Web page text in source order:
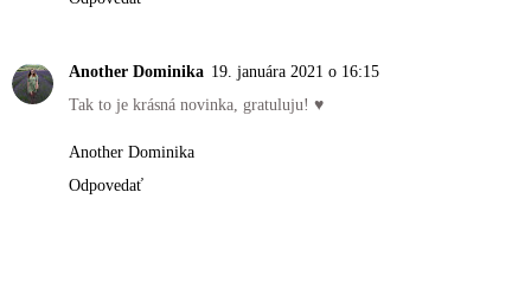
Another Dominika 19. januára 2021 o 16:15
Tak to je krásná novinka, gratuluju! ♥
Another Dominika
Odpovedať